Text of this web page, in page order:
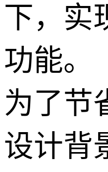
下，实
功能。
为了节
设计背